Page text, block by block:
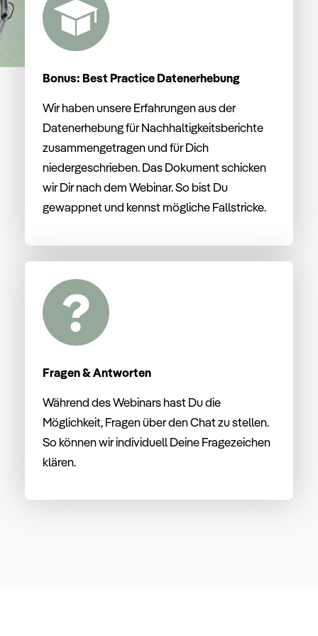
Bonus: Best Practice Datenerhebung
Wir haben unsere Erfahrungen aus der
Datenerhebung für Nachhaltigkeitsberichte
zusammengetragen und für Dich
niedergeschrieben. Das Dokument schicken
wir Dir nach dem Webinar. So bist Du
gewappnet und kennst mögliche Fallstricke.
Fragen & Antworten
Während des Webinars hast Du die
Möglichkeit, Fragen über den Chat zu stellen.
So können wir individuell Deine Fragezeichen
klären.